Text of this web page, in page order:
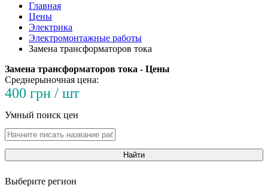
Главная
Цены
Электрика
Электромонтажные работы
Замена трансформаторов тока
Замена трансформаторов тока - Цены
Среднерыночная цена:
400 грн / шт
Умный поиск цен
Найти
Выберите регион